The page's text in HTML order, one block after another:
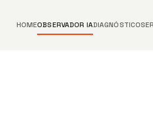
HOMEOBSERVADOR IADIAGNÓSTICO